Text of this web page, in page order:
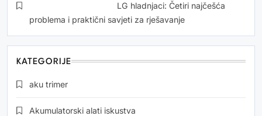
LG hladnjaci: Četiri najčešća
problema i praktični savjeti za rješavanje
KATEGORIJE
aku trimer
Akumulatorski alati iskustva